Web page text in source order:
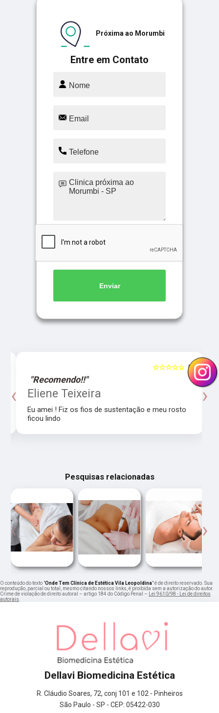
Entre em Contato
Próxima ao Morumbi
Enviar
5
☆☆☆☆☆
"Recomendo!!"
Eliene Teixeira
Eu amei ! Fiz os fios de sustentação e meu rosto
ficou lindo
‹ ›
Pesquisas relacionadas
‹ ›
O conteúdo do texto "Onde Tem Clínica de Estética Vila Leopoldina" é de direito reservado. Sua
reprodução, parcial ou total, mesmo citando nossos links, é proibida sem a autorização do autor.
Crime de violação de direito autoral – artigo 184 do Código Penal –
Lei 9610/98 - Lei de direitos
autorais
Dellavi Biomedicina Estética
R. Cláudio Soares, 72, conj 101 e 102 - Pinheiros
São Paulo - SP - CEP: 05422-030